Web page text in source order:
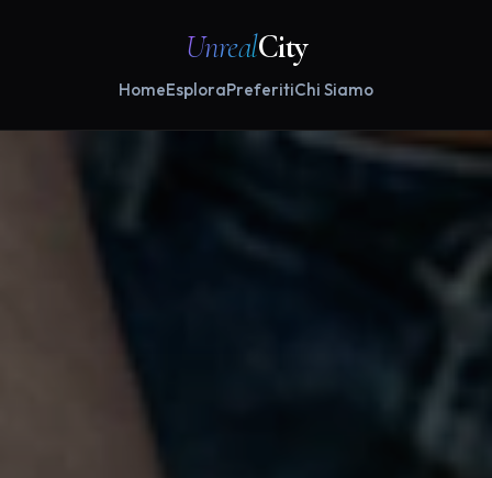
UnrealCity
HomeEsploraPreferitiChi Siamo